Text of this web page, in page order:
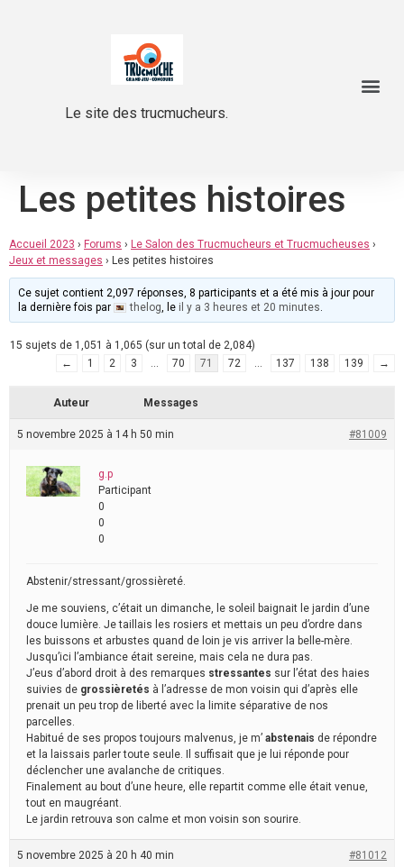
Le site des trucmucheurs.
Les petites histoires
Accueil 2023 › Forums › Le Salon des Trucmucheurs et Trucmucheuses ›
Jeux et messages › Les petites histoires
Ce sujet contient 2,097 réponses, 8 participants et a été mis à jour pour
la dernière fois par
thelog, le il y a 3 heures et 20 minutes.
15 sujets de 1,051 à 1,065 (sur un total de 2,084)
←
1 2 3 … 70 71 72 … 137 138 139 →
Auteur Messages
5 novembre 2025 à 14 h 50 min #81009
g.p
Participant
0
0
0
Abstenir/stressant/grossièreté.
Je me souviens, c’était un dimanche, le soleil baignait le jardin d’une
douce lumière. Je taillais les rosiers et mettais un peu d’ordre dans
les buissons et arbustes quand de loin je vis arriver la belle-mère.
Jusqu’ici l’ambiance était sereine, mais cela ne dura pas.
J’eus d’abord droit à des remarques stressantes sur l’état des haies
suivies de grossièretés à l’adresse de mon voisin qui d’après elle
prenait un peu trop de liberté avec la limite séparative de nos
parcelles.
Habitué de ses propos toujours malvenus, je m’ abstenais de répondre
et la laissais parler toute seule. Il suffisait que je lui réponde pour
déclencher une avalanche de critiques.
Finalement au bout d’une heure, elle repartit comme elle était venue,
tout en maugréant.
Le jardin retrouva son calme et mon voisin son sourire.
5 novembre 2025 à 20 h 40 min #81012